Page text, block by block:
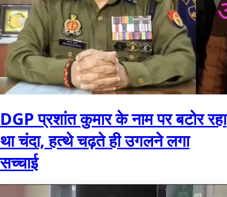
DGP प्रशांत कुमार के नाम पर बटोर रहा
था चंदा, हत्थे चढ़ते ही उगलने लगा
सच्चाई